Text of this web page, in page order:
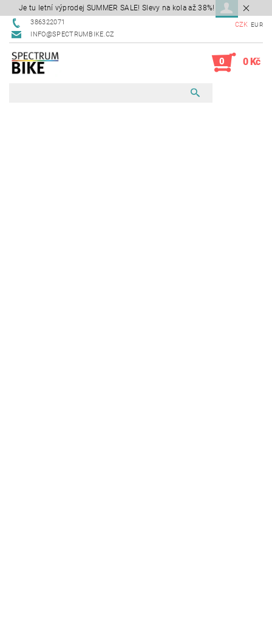
Je tu letní výprodej SUMMER SALE! Slevy na kola až 38%!
386322071
INFO@SPECTRUMBIKE.CZ
CZK EUR
0 0 Kč